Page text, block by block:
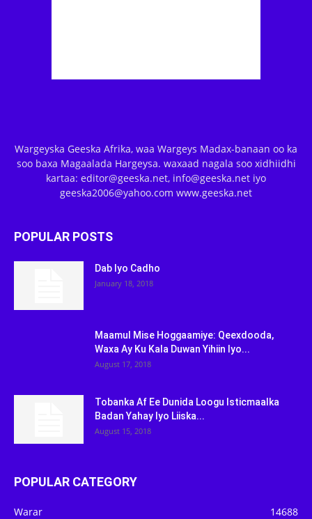
Wargeyska Geeska Afrika, waa Wargeys Madax-banaan oo ka
soo baxa Magaalada Hargeysa. waxaad nagala soo xidhiidhi
kartaa: editor@geeska.net, info@geeska.net iyo
geeska2006@yahoo.com www.geeska.net
POPULAR POSTS
Dab Iyo Cadho
January 18, 2018
Maamul Mise Hoggaamiye: Qeexdooda,
Waxa Ay Ku Kala Duwan Yihiin Iyo...
August 17, 2018
Tobanka Af Ee Dunida Loogu Isticmaalka
Badan Yahay Iyo Liiska...
August 15, 2018
POPULAR CATEGORY
Warar 14688